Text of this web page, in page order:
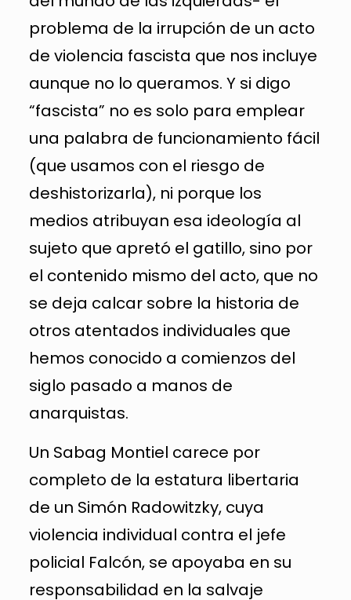
problema de la irrupción de un acto
de violencia fascista que nos incluye
aunque no lo queramos. Y si digo
“fascista” no es solo para emplear
una palabra de funcionamiento fácil
(que usamos con el riesgo de
deshistorizarla), ni porque los
medios atribuyan esa ideología al
sujeto que apretó el gatillo, sino por
el contenido mismo del acto, que no
se deja calcar sobre la historia de
otros atentados individuales que
hemos conocido a comienzos del
siglo pasado a manos de
anarquistas.
Un Sabag Montiel carece por
completo de la estatura libertaria
de un Simón Radowitzky, cuya
violencia individual contra el jefe
policial Falcón, se apoyaba en su
responsabilidad en la salvaje